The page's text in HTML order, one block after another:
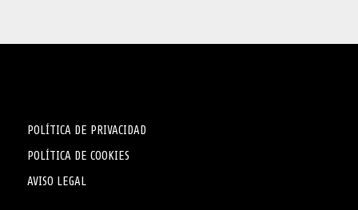
POLÍTICA DE PRIVACIDAD
POLÍTICA DE COOKIES
AVISO LEGAL